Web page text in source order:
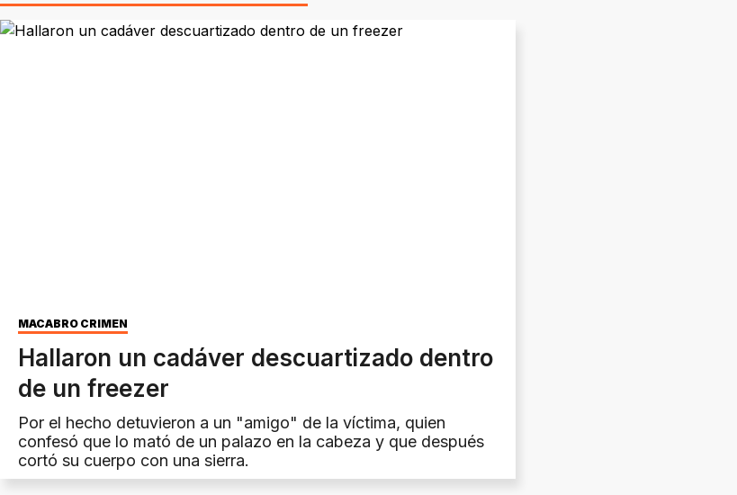
MACABRO CRIMEN
Hallaron un cadáver descuartizado dentro
de un freezer
Por el hecho detuvieron a un "amigo" de la víctima, quien
confesó que lo mató de un palazo en la cabeza y que después
cortó su cuerpo con una sierra.